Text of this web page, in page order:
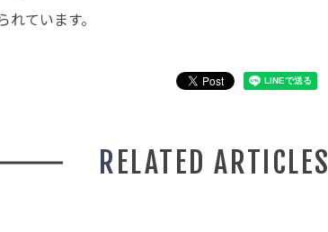
ています。
RELATED ARTICLES